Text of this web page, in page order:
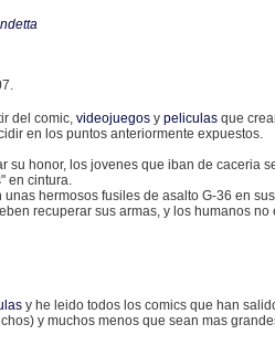
del comic, videojuegos y peliculas que
en los puntos anteriormente expuestos.
honor, los jovenes que iban de caceria
en cintura.
hermosos fusiles de asalto G-36 en
recuperar sus armas, y los humanos
y he leido todos los comics que han
y muchos menos que sean mas